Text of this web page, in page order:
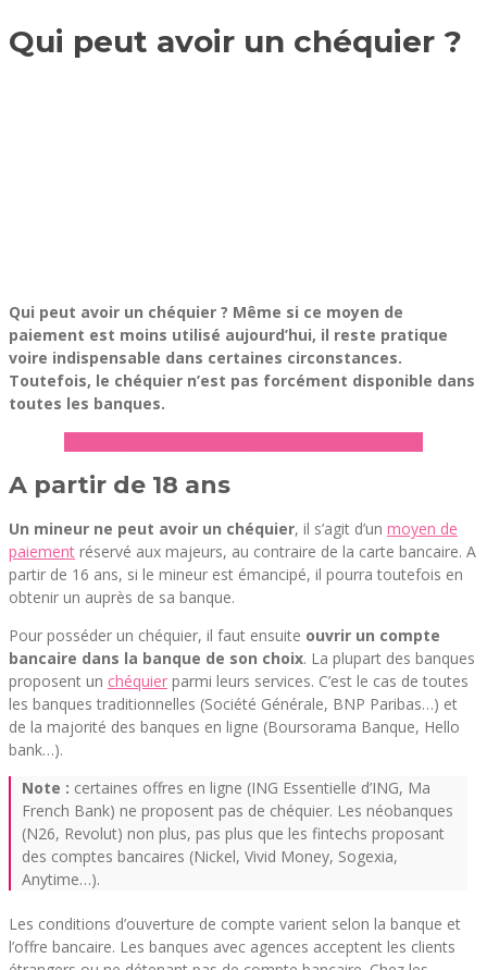
Qui peut avoir un chéquier ?
Qui peut avoir un chéquier ? Même si ce moyen de
paiement est moins utilisé aujourd’hui, il reste pratique
voire indispensable dans certaines circonstances.
Toutefois, le chéquier n’est pas forcément disponible dans
toutes les banques.
A partir de 18 ans
Un mineur ne peut avoir un chéquier, il s’agit d’un moyen de
paiement réservé aux majeurs, au contraire de la carte bancaire. A
partir de 16 ans, si le mineur est émancipé, il pourra toutefois en
obtenir un auprès de sa banque.
Pour posséder un chéquier, il faut ensuite ouvrir un compte
bancaire dans la banque de son choix. La plupart des banques
proposent un chéquier parmi leurs services. C’est le cas de toutes
les banques traditionnelles (Société Générale, BNP Paribas…) et
de la majorité des banques en ligne (Boursorama Banque, Hello
bank…).
Note : certaines offres en ligne (ING Essentielle d’ING, Ma
French Bank) ne proposent pas de chéquier. Les néobanques
(N26, Revolut) non plus, pas plus que les fintechs proposant
des comptes bancaires (Nickel, Vivid Money, Sogexia,
Anytime…).
Les conditions d’ouverture de compte varient selon la banque et
l’offre bancaire. Les banques avec agences acceptent les clients